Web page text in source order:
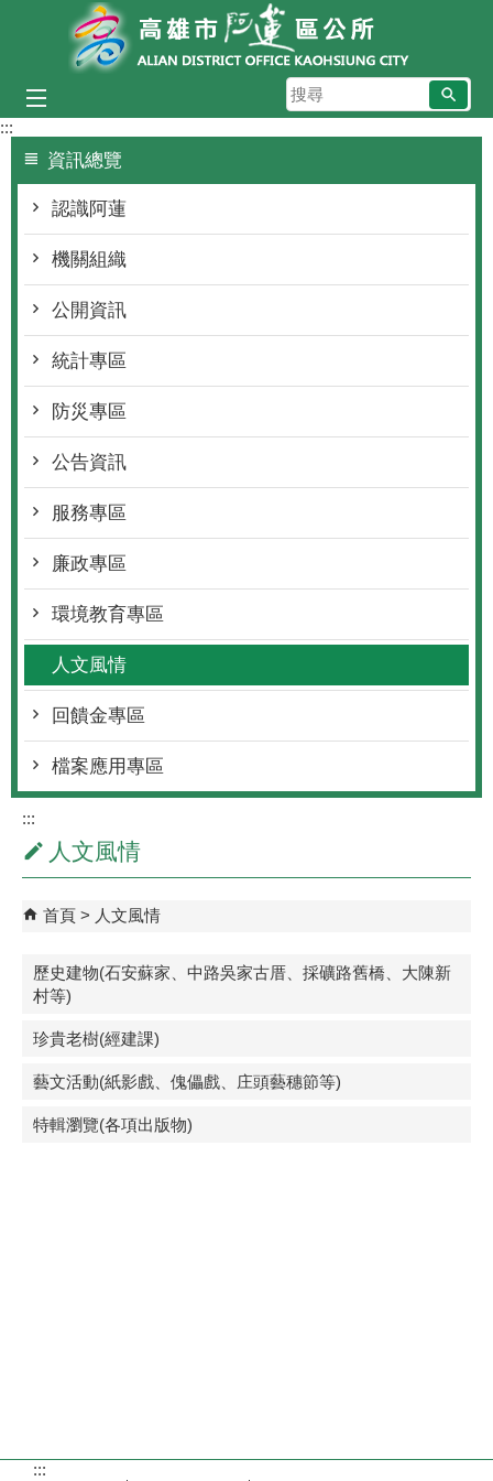
跳到主要內容區塊
搜
尋
:::
資訊總覽
認識阿蓮
機關組織
公開資訊
統計專區
防災專區
公告資訊
服務專區
廉政專區
環境教育專區
人文風情
回饋金專區
檔案應用專區
:::
人文風情
首頁 人文風情
歷史建物(石安蘇家、中路吳家古厝、採礦路舊橋、大陳新
村等)
珍貴老樹(經建課)
藝文活動(紙影戲、傀儡戲、庄頭藝穗節等)
特輯瀏覽(各項出版物)
:::